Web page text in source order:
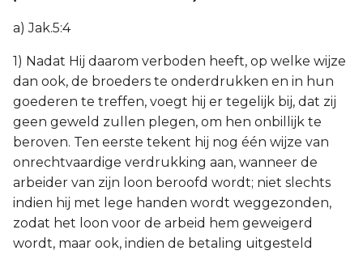
a) Jak.5:4
1) Nadat Hij daarom verboden heeft, op welke wijze
dan ook, de broeders te onderdrukken en in hun
goederen te treffen, voegt hij er tegelijk bij, dat zij
geen geweld zullen plegen, om hen onbillijk te
beroven. Ten eerste tekent hij nog één wijze van
onrechtvaardige verdrukking aan, wanneer de
arbeider van zijn loon beroofd wordt; niet slechts
indien hij met lege handen wordt weggezonden,
zodat het loon voor de arbeid hem geweigerd
wordt, maar ook, indien de betaling uitgesteld